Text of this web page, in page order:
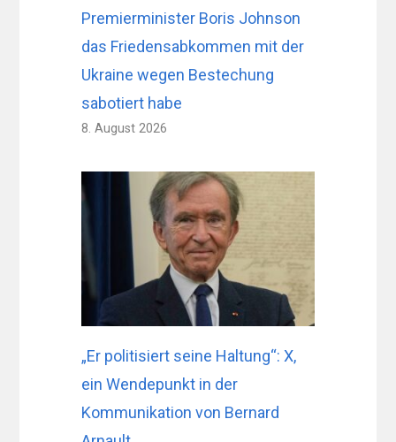
Premierminister Boris Johnson
das Friedensabkommen mit der
Ukraine wegen Bestechung
sabotiert habe
8. August 2026
„Er politisiert seine Haltung“: X,
ein Wendepunkt in der
Kommunikation von Bernard